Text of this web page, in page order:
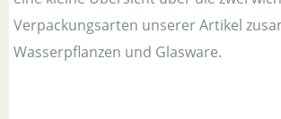
Verpackungsarten unserer Artikel
Wasserpflanzen und Glasware.